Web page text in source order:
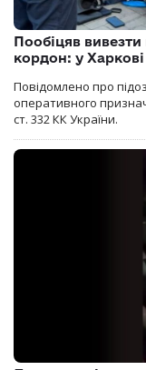
Пообіцяв вивезти
кордон: у
Повідомлено про
оперативного
ст. 332 КК України.